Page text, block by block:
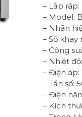
– Lắp ráp:
– Model:
– Nhãn
– Số
– Công
– Nhiệt
– Điện áp:
– Tần số:
– Điện
– Kích